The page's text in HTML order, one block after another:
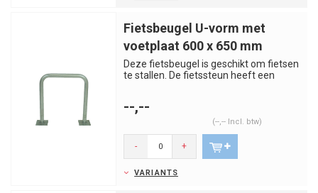
Fietsbeugel U-vorm met
voetplaat 600 x 650 mm
Deze fietsbeugel is geschikt om fietsen
te stallen. De fietssteun heeft een
--,--
(--,-- Incl. btw)
- +
VARIANTS